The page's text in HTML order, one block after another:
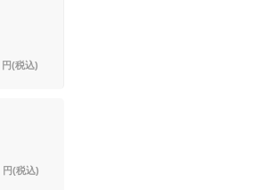
円(税込)
円(税込)